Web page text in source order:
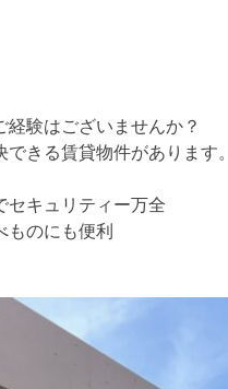
験はございませんか？
きる賃貸物件があります。
セキュリティー万全
ものにも便利